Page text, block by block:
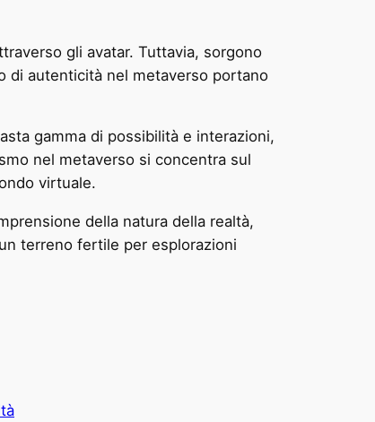
gli avatar. Tuttavia, sorgono
di autenticità nel metaverso portano
gamma di possibilità e interazioni,
nel metaverso si concentra sul
virtuale.
della natura della realtà,
terreno fertile per esplorazioni